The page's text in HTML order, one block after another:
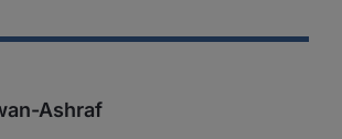
Ashraf